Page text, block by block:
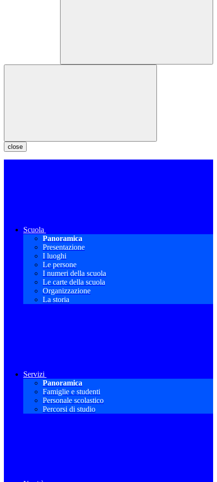
close
Scuola
Panoramica
Presentazione
I luoghi
Le persone
I numeri della scuola
Le carte della scuola
Organizzazione
La storia
Servizi
Panoramica
Famiglie e studenti
Personale scolastico
Percorsi di studio